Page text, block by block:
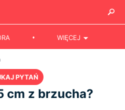
WIĘCEJ
PYTAŃ
cm z brzucha?